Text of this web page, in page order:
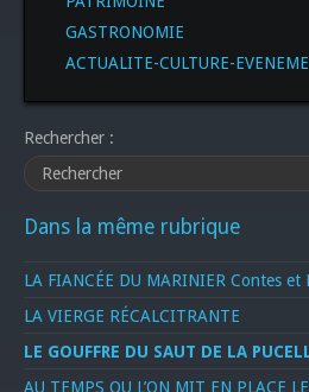
GASTRONOMIE
ACTUALITE-CULTURE-
Rechercher :
Dans la même rubrique
LA FIANCÉE DU MARINIER Contes et
LA VIERGE RÉCALCITRANTE
LE GOUFFRE DU SAUT DE LA
AU TEMPS OU L’ON MIT EN PLACE